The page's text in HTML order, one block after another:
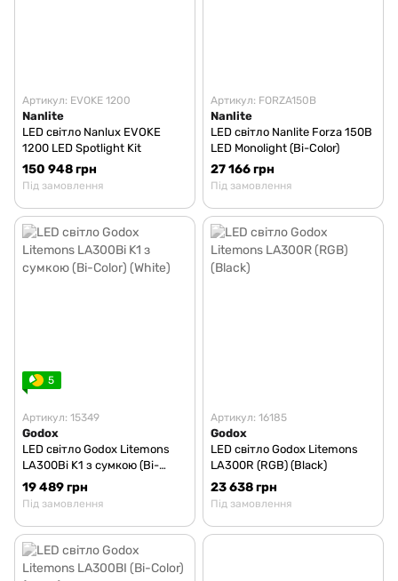
Артикул: EVOKE 1200
Nanlite
LED світло Nanlux EVOKE
1200 LED Spotlight Kit
150 948 грн
Під замовлення
Артикул: FORZA150B
Nanlite
LED світло Nanlite Forza 150B
LED Monolight (Bi-Color)
27 166 грн
Під замовлення
5
Артикул: 15349
Godox
LED світло Godox Litemons
LA300Bi K1 з сумкою (Bi-
Color) (White)
19 489 грн
Під замовлення
Артикул: 16185
Godox
LED світло Godox Litemons
LA300R (RGB) (Black)
23 638 грн
Під замовлення